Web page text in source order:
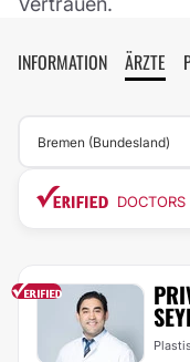
INFORMATION ÄRZTE
Bremen (Bundesland)
DOCTORS